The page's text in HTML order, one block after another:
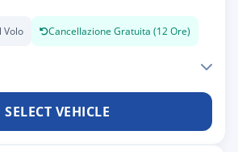
Volo Cancellazione Gratuita (12 Ore)
SELECT VEHICLE